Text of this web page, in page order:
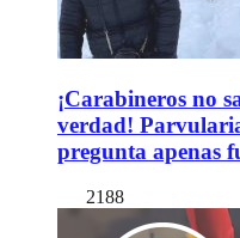
¡Carabineros no
verdad!
pregunta apenas
2188